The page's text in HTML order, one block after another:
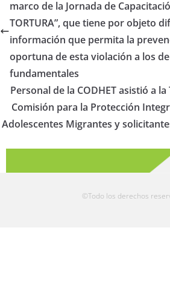
marco de la Jornada de
TORTURA”, que tiene por objeto
información que permita la
oportuna de esta violación a los
fundamentales
Personal de la CODHET asistió a
Comisión para la Protección
Adolescentes Migrantes y
©Todo los derechos